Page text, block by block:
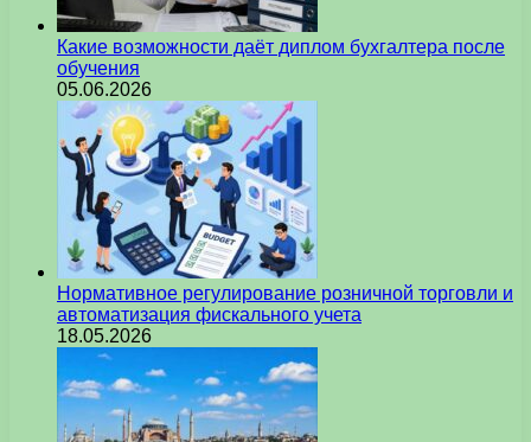
Какие возможности даёт диплом бухгалтера после
обучения
05.06.2026
Нормативное регулирование розничной торговли и
автоматизация фискального учета
18.05.2026